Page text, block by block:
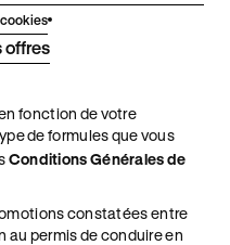
offres
fonction de votre
de formules que vous
Conditions Générales de
constatées entre
au permis de conduire en